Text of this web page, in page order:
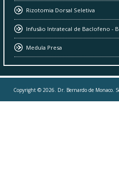
Rizotomia Dorsal Seletiva
Infusão Intratecal de Baclofeno -
Medula Presa
Copyright © 2026. Dr. Bernardo de Monaco.